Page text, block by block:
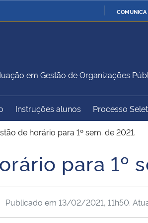
COMUNICA
e
Ministério da Defesa
Ministério do
Desenvolvimento Regional
Advocacia-Geral da União
em Gestão de Organizações
Instruções alunos Processo
de horário para 1º sem. de 2021.
para 1º
Publicado em 13/02/2021, 11h50.